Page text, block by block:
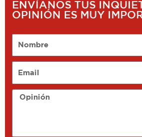
ENVÍANOS TUS
OPINIÓN ES MUY
Opinión